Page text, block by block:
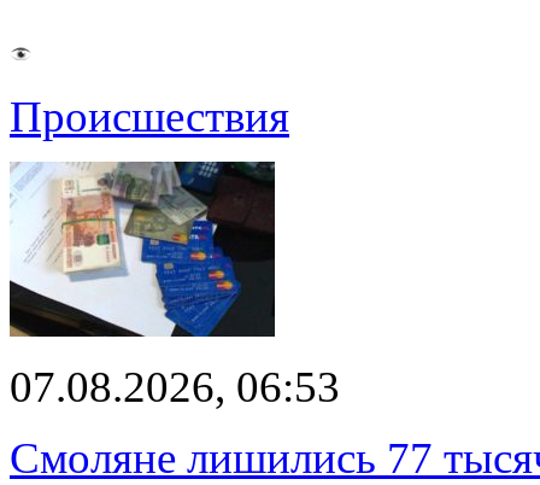
Происшествия
07.08.2026, 06:53
Смоляне лишились 77